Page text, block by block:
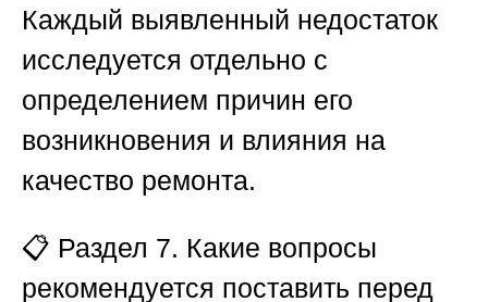
Каждый выявленный недостаток
исследуется отдельно с
определением причин его
возникновения и влияния на
качество ремонта.
📋 Раздел 7. Какие вопросы
рекомендуется поставить перед